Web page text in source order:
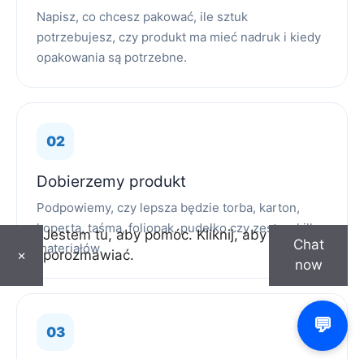
Napisz, co chcesz pakować, ile sztuk
potrzebujesz, czy produkt ma mieć nadruk i kiedy
opakowania są potrzebne.
Dobierzemy produkt
Podpowiemy, czy lepsza będzie torba, karton,
koperta, taśma, foliopak, pudełko czy zestaw kilku
materiałów.
×
Jestem tu, aby pomóc. Kliknij, aby
porozmawiać.
Chat
now